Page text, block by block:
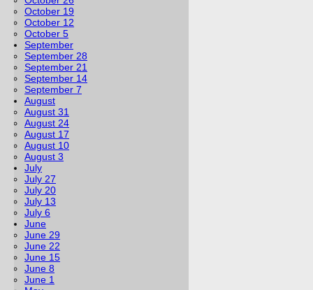
October 19
October 12
October 5
September
September 28
September 21
September 14
September 7
August
August 31
August 24
August 17
August 10
August 3
July
July 27
July 20
July 13
July 6
June
June 29
June 22
June 15
June 8
June 1